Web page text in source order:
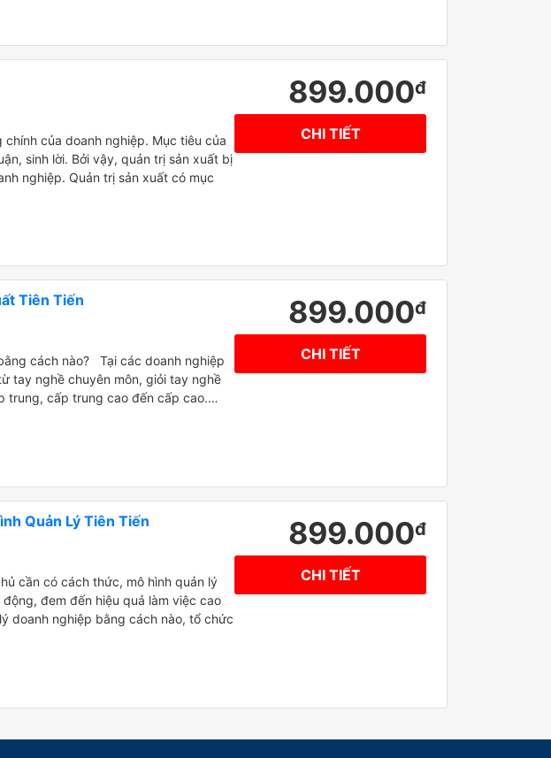
của doanh nghiệp. Mục tiêu của
sinh lời. Bởi vậy, quản trị sản xuất bị
nghiệp. Quản trị sản xuất có mục
899.000đ
CHI TIẾT
Tiên Tiến
cách nào? Tại các doanh nghiệp
tay nghề chuyên môn, giỏi tay nghề
trung, cấp trung cao đến cấp cao.…
899.000đ
CHI TIẾT
Quản Lý Tiên Tiến
cần có cách thức, mô hình quản lý
đem đến hiệu quả làm việc cao
doanh nghiệp bằng cách nào, tổ chức
899.000đ
CHI TIẾT